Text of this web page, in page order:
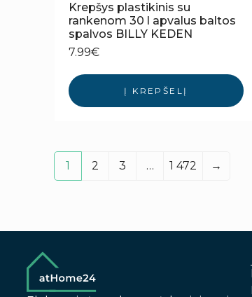
Krepšys plastikinis su
rankenom 30 l apvalus baltos
spalvos BILLY KEDEN
7.99€
Į KREPŠELĮ
1 2 3 … 1 472 →